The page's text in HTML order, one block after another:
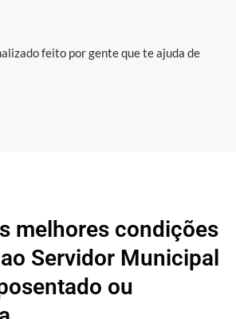
feito por gente que te ajuda de
melhores condições
Servidor Municipal
ou